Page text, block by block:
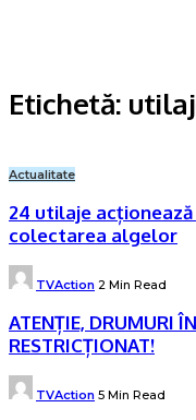
Etichetă:
Actualitate
24 utilaje
colectarea algelor
Posted
by
TVAction 2 Min Read
ATENȚIE, DRUMURI
RESTRICȚIONAT!
Posted
by
TVAction 5 Min Read